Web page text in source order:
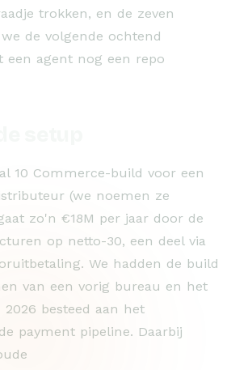
trokken, en de zeven
de volgende ochtend
een agent nog een repo
10 Commerce-build voor een
(we noemen ze
zo'n €18M per jaar door de
op netto-30, een deel via
We hadden de build
van een vorig bureau en het
besteed aan het
payment pipeline. Daarbij